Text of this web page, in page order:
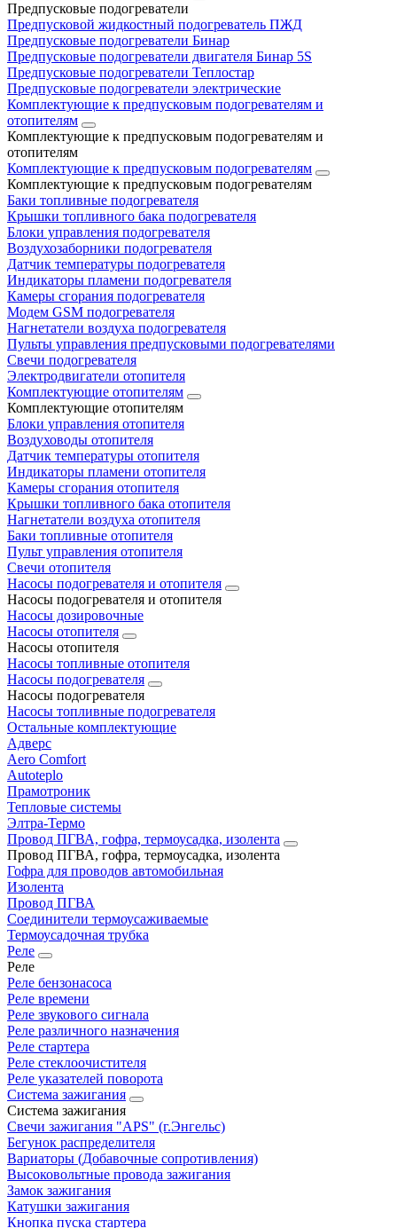
Предпусковые подогреватели
Предпусковой жидкостный подогреватель ПЖД
Предпусковые подогреватели Бинар
Предпусковые подогреватели двигателя Бинар 5S
Предпусковые подогреватели Теплостар
Предпусковые подогреватели электрические
Комплектующие к предпусковым подогревателям и
отопителям
Комплектующие к предпусковым подогревателям и
отопителям
Комплектующие к предпусковым подогревателям
Комплектующие к предпусковым подогревателям
Баки топливные подогревателя
Крышки топливного бака подогревателя
Блоки управления подогревателя
Воздухозаборники подогревателя
Датчик температуры подогревателя
Индикаторы пламени подогревателя
Камеры сгорания подогревателя
Модем GSM подогревателя
Нагнетатели воздуха подогревателя
Пульты управления предпусковыми подогревателями
Свечи подогревателя
Электродвигатели отопителя
Комплектующие отопителям
Комплектующие отопителям
Блоки управления отопителя
Воздуховоды отопителя
Датчик температуры отопителя
Индикаторы пламени отопителя
Камеры сгорания отопителя
Крышки топливного бака отопителя
Нагнетатели воздуха отопителя
Баки топливные отопителя
Пульт управления отопителя
Свечи отопителя
Насосы подогревателя и отопителя
Насосы подогревателя и отопителя
Насосы дозировочные
Насосы отопителя
Насосы отопителя
Насосы топливные отопителя
Насосы подогревателя
Насосы подогревателя
Насосы топливные подогревателя
Остальные комплектующие
Адверс
Aero Comfort
Autoteplo
Прамотроник
Тепловые системы
Элтра-Термо
Провод ПГВА, гофра, термоусадка, изолента
Провод ПГВА, гофра, термоусадка, изолента
Гофра для проводов автомобильная
Изолента
Провод ПГВА
Соединители термоусаживаемые
Термоусадочная трубка
Реле
Реле
Реле бензонасоса
Реле времени
Реле звукового сигнала
Реле различного назначения
Реле стартера
Реле стеклоочистителя
Реле указателей поворота
Система зажигания
Система зажигания
Свечи зажигания "APS" (г.Энгельс)
Бегунок распределителя
Вариаторы (Добавочные сопротивления)
Высоковольтные провода зажигания
Замок зажигания
Катушки зажигания
Кнопка пуска стартера